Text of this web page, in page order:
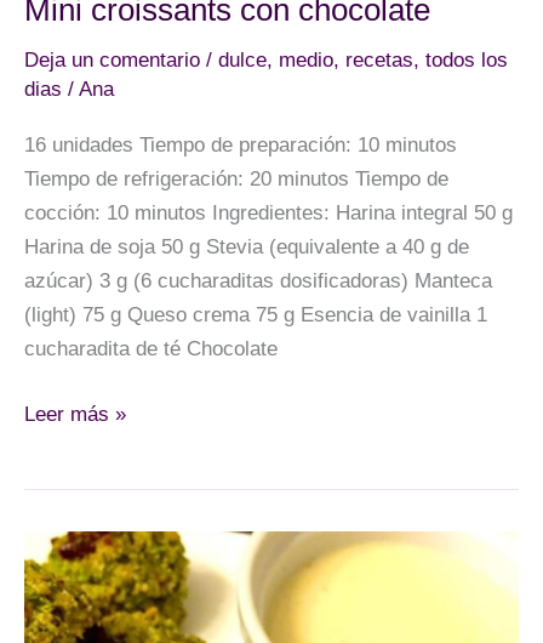
Mini croissants con chocolate
Deja un comentario / dulce, medio, recetas, todos los
dias / Ana
16 unidades Tiempo de preparación: 10 minutos
Tiempo de refrigeración: 20 minutos Tiempo de
cocción: 10 minutos Ingredientes: Harina integral 50 g
Harina de soja 50 g Stevia (equivalente a 40 g de
azúcar) 3 g (6 cucharaditas dosificadoras) Manteca
(light) 75 g Queso crema 75 g Esencia de vainilla 1
cucharadita de té Chocolate
Mini
Leer más »